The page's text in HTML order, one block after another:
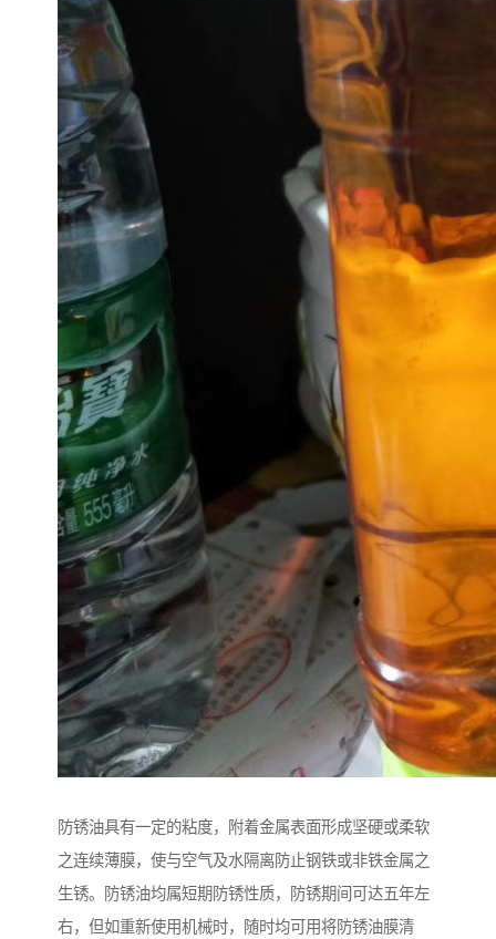
防锈油具有一定的粘度，附着金属表面形成坚硬或柔软
之连续薄膜，使与空气及水隔离防止钢铁或非铁金属之
生锈。防锈油均属短期防锈性质，防锈期间可达五年左
右，但如重新使用机械时，随时均可用将防锈油膜清